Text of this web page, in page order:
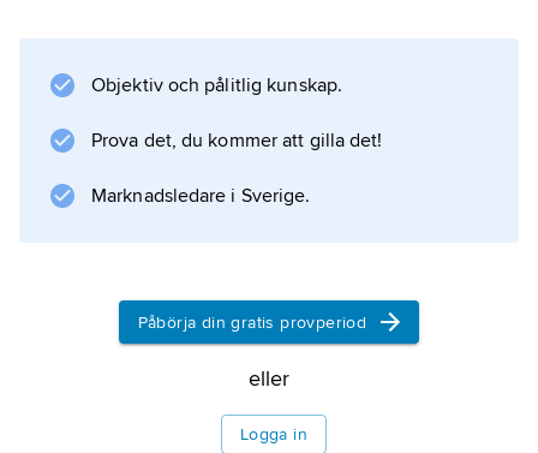
. Se
.
Objektiv och pålitlig kunskap.
Prova det, du kommer att gilla det!
Marknadsledare i Sverige.
Påbörja din gratis provperiod
eller
Logga in